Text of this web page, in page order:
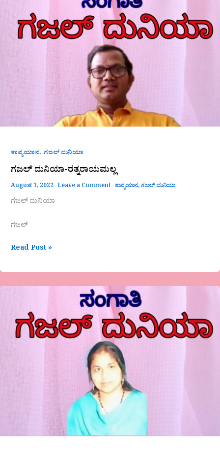
ಕಾವ್ಯಯಾನ, ಗಜಲ್ ದುನಿಯಾ
ಗಜಲ್ ದುನಿಯಾ-ರತ್ನರಾಯಮಲ್ಲ
August 1, 2022 Leave a Comment ಕಾವ್ಯಯಾನ, ಗಜಲ್ ದುನಿಯಾ
ಗಜಲ್ ದುನಿಯಾ
ಗಜಲ್
ರತ್ನರಾಯಮಲ್ಲ
Read Post »